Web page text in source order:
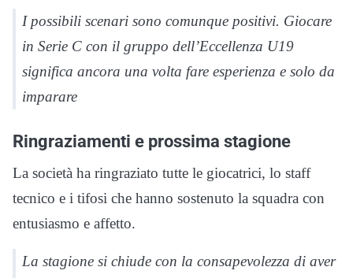
I possibili scenari sono comunque positivi. Giocare
in Serie C con il gruppo dell’Eccellenza U19
significa ancora una volta fare esperienza e solo da
imparare
Ringraziamenti e prossima stagione
La società ha ringraziato tutte le giocatrici, lo staff
tecnico e i tifosi che hanno sostenuto la squadra con
entusiasmo e affetto.
La stagione si chiude con la consapevolezza di aver